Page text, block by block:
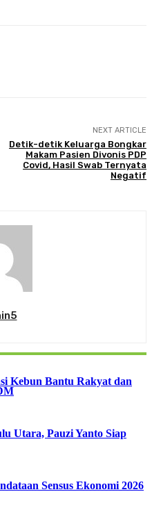
NEXT ARTICLE
Detik-detik Keluarga Bongkar
Makam Pasien Divonis PDP
Covid, Hasil Swab Ternyata
Negatif
Kebun Bantu Rakyat dan
Utara, Pauzi Yanto Siap
Sensus Ekonomi 2026